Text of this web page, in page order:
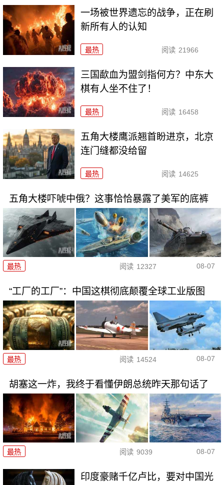
一场被世界遗忘的战争，正在刷
新所有人的认知
最热 阅读 21966
三国歃血为盟剑指何方？中东大
棋有人坐不住了！
最热 阅读 16458
五角大楼鹰派翘首盼进京，北京
连门缝都没给留
最热 阅读 14625
五角大楼吓唬中俄？这事恰恰暴露了美军的底裤
最热 阅读 12327 08-07
“工厂的工厂”：中国这棋彻底颠覆全球工业版图
最热 阅读 14524 08-07
胡塞这一炸，我终于看懂伊朗总统昨天那句话了
最热 阅读 9039 08-07
印度豪赌千亿卢比，要对中国光